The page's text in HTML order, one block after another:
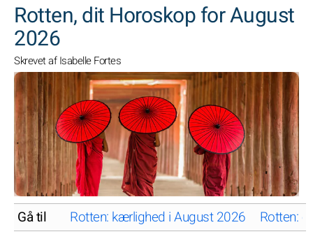
Rotten, dit Horoskop for August
2026
Skrevet af Isabelle Fortes
Gå til Rotten: kærlighed i August 2026 Rotten: